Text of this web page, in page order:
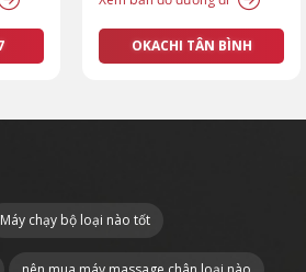
OKACHI TÂN BÌNH
Máy chạy bộ loại nào tốt